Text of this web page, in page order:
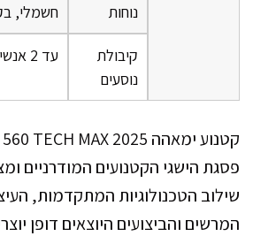
נוחות
חשמלי,
קיבולת
נוסעים
עד 2 אנשים
פסגת הישגי הקטנועים המודרניים
שילוב הטכנולוגיות המתקדמות,
המרשים והביצועים היוצאים דופן